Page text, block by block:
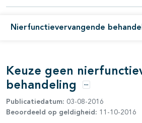
Nierfunctievervangende
Keuze geen
behandeling
Opties
Publicatiedatum: 03-08-2016
Beoordeeld op geldigheid: 11-10-2016